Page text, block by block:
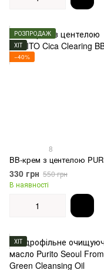
РОЗПРОДАЖ
ХІТ
−40%
8
330 грн 550 грн
В наявності
ХІТ